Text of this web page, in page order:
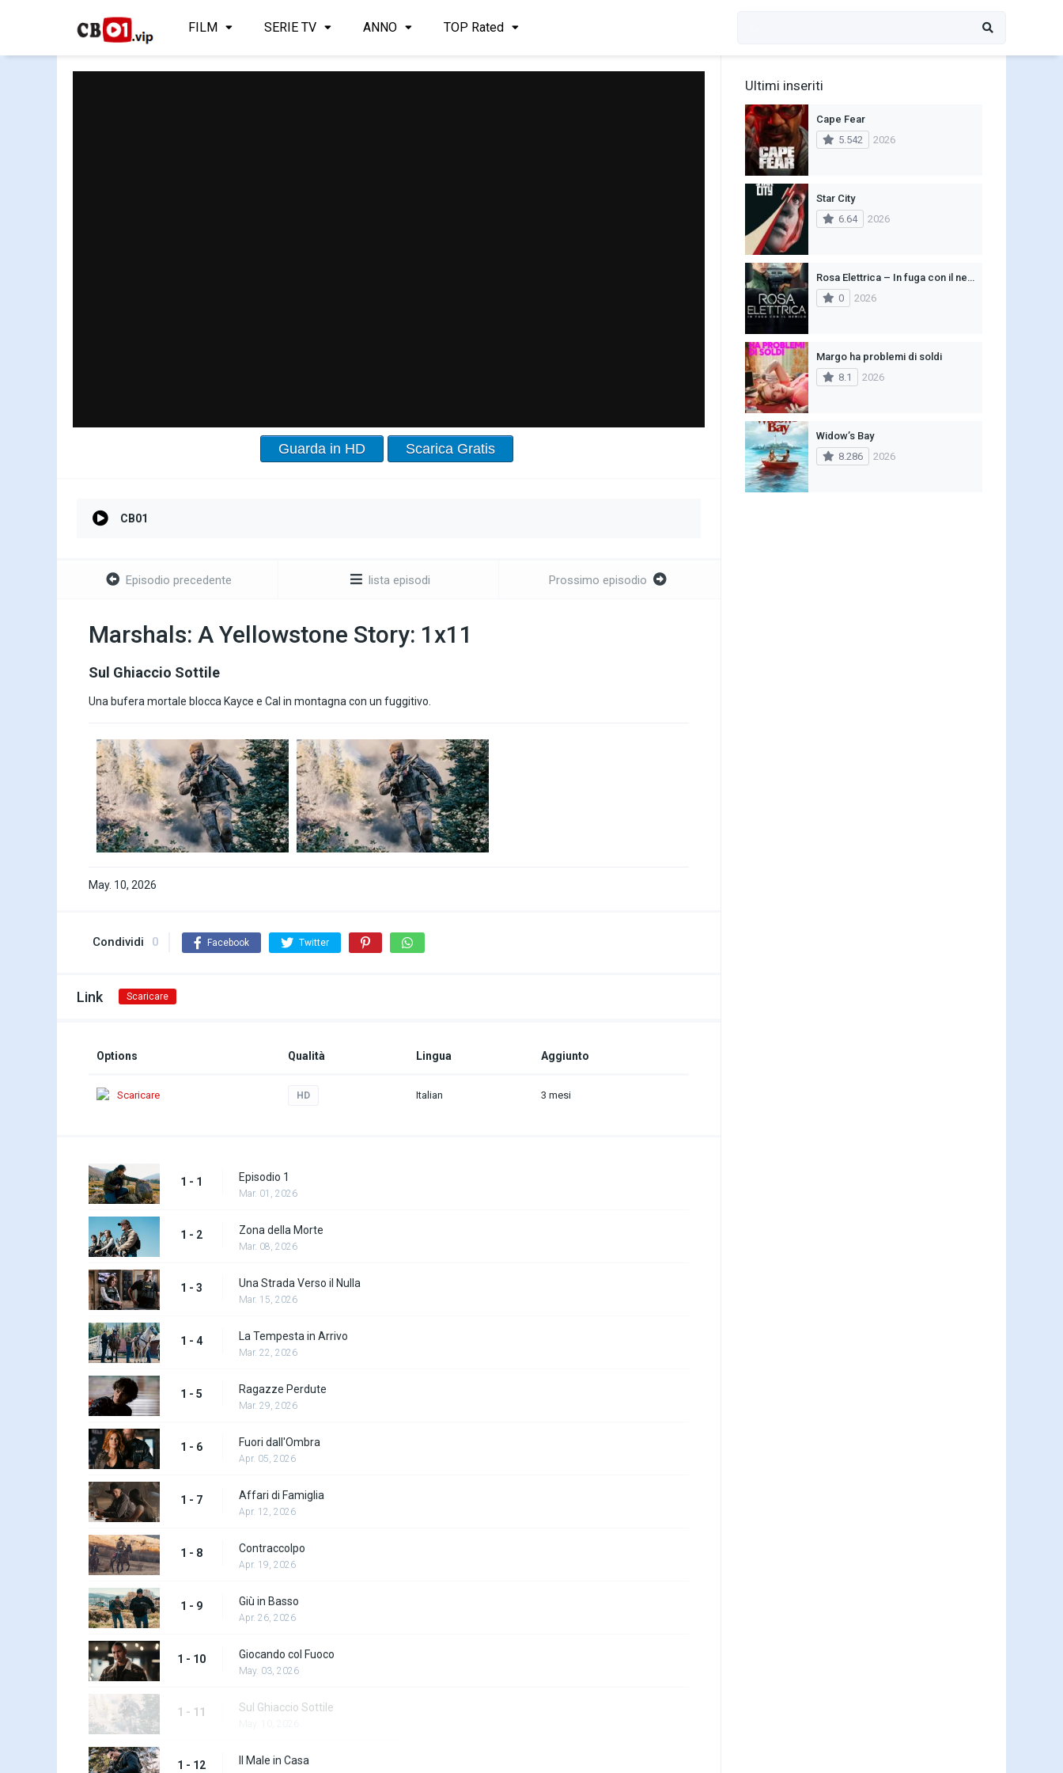
FILM SERIE TV ANNO TOP Rated
Guarda in HD Scarica Gratis
CB01
Episodio precedente lista episodi Prossimo episodio
Marshals: A Yellowstone Story: 1x11
Sul Ghiaccio Sottile
Una bufera mortale blocca Kayce e Cal in montagna con un fuggitivo.
May. 10, 2026
Condividi 0 Facebook Twitter
Link Scaricare
Options Qualità Lingua Aggiunto
Scaricare HD Italian 3 mesi
1 - 1 Episodio 1
Mar. 01, 2026
1 - 2 Zona della Morte
Mar. 08, 2026
1 - 3 Una Strada Verso il Nulla
Mar. 15, 2026
1 - 4 La Tempesta in Arrivo
Mar. 22, 2026
1 - 5 Ragazze Perdute
Mar. 29, 2026
1 - 6 Fuori dall'Ombra
Apr. 05, 2026
1 - 7 Affari di Famiglia
Apr. 12, 2026
1 - 8 Contraccolpo
Apr. 19, 2026
1 - 9 Giù in Basso
Apr. 26, 2026
1 - 10 Giocando col Fuoco
May. 03, 2026
1 - 11 Sul Ghiaccio Sottile
1 - 12 Il Male in Casa
Ultimi inseriti
Cape Fear
5.542
2026
Star City
6.64
2026
Rosa Elettrica – In fuga con il nemico
0
2026
Margo ha problemi di soldi
8.1
2026
Widow’s Bay
8.286
2026